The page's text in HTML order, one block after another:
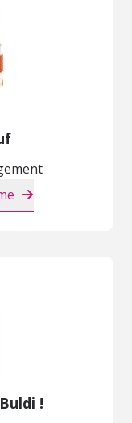
!